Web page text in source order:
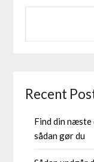
Recent
Find din næste
sådan gør du